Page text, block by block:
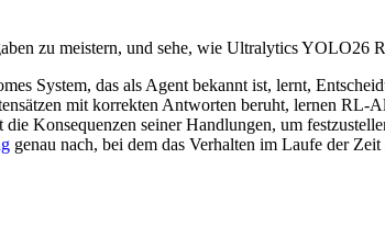
zu meistern, und sehe, wie Ultralytics YOLO26
System, das als Agent bekannt ist, lernt,
mit korrekten Antworten beruht, lernen RL-
Konsequenzen seiner Handlungen, um
genau nach, bei dem das Verhalten im Laufe der